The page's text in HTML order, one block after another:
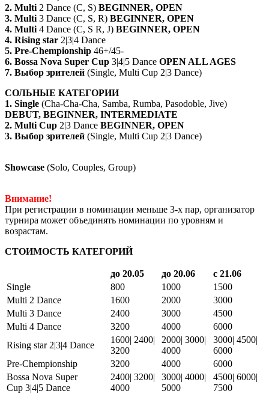
2. Multi 2 Dance (C, S) BEGINNER, OPEN
3. Multi 3 Dance (C, S, R) BEGINNER, OPEN
4. Multi 4 Dance (C, S R, J) BEGINNER, OPEN
4. Rising star 2|3|4 Dance
5. Pre-Chempionship 46+/45-
6. Bossa Nova Super Cup 3|4|5 Dance OPEN ALL AGES
7. Выбор зрителей (Single, Multi Cup 2|3 Dance)
СОЛЬНЫЕ КАТЕГОРИИ
1. Single (Cha-Cha-Cha, Samba, Rumba, Pasodoble, Jive)
DEBUT, BEGINNER, INTERMEDIATE
2. Multi Cup 2|3 Dance BEGINNER, OPEN
3. Выбор зрителей (Single, Multi Cup 2|3 Dance)
Showcase (Solo, Couples, Group)
Внимание!
При регистрации в номинации меньше 3-х пар, организатор
турнира может объединять номинации по уровням и
возрастам.
СТОИМОСТЬ КАТЕГОРИЙ
до 20.05 до 20.06
с 21.06
Single
800 1000
1500
Multi 2 Dance
1600 2000
3000
Multi 3 Dance
2400 3000
4500
Multi 4 Dance
3200 4000
6000
Rising star 2|3|4 Dance
1600| 2400|
3200
2000| 3000|
4000
3000| 4500|
6000
Pre-Chempionship
3200 4000
6000
Bossa Nova Super
Cup 3|4|5 Dance
2400| 3200|
4000
3000| 4000|
5000
4500| 6000|
7500